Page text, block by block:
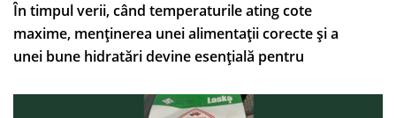
În timpul verii, când temperaturile ating cote
maxime, menținerea unei alimentații corecte și a
unei bune hidratări devine esențială pentru